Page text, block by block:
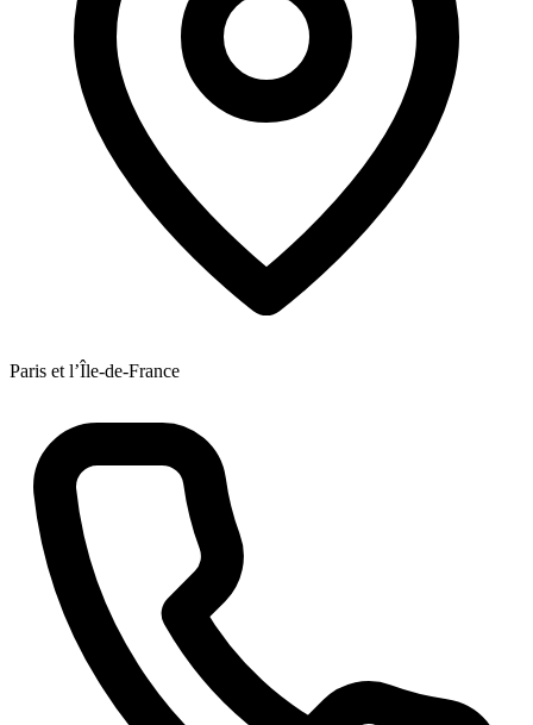
Paris et l’Île-de-France